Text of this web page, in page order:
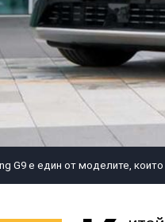
G9 e един от моделите,